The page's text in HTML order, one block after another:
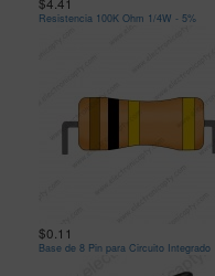
$4.41
Resistencia 100K Ohm 1/4W - 5%
$0.11
Base de 8 Pin para Circuito Integrado